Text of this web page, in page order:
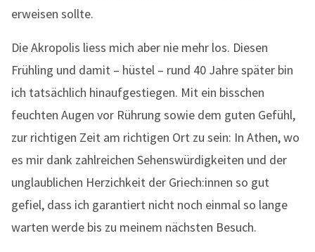
erweisen sollte.
Die Akropolis liess mich aber nie mehr los. Diesen
Frühling und damit – hüstel – rund 40 Jahre später bin
ich tatsächlich hinaufgestiegen. Mit ein bisschen
feuchten Augen vor Rührung sowie dem guten Gefühl,
zur richtigen Zeit am richtigen Ort zu sein: In Athen, wo
es mir dank zahlreichen Sehenswürdigkeiten und der
unglaublichen Herzichkeit der Griech:innen so gut
gefiel, dass ich garantiert nicht noch einmal so lange
warten werde bis zu meinem nächsten Besuch.